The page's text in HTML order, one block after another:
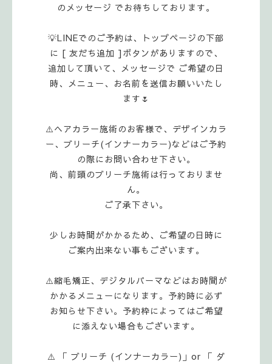
のメッセージ でお待ちしております。
💡LINEでのご予約は、トップページの下部
に [ 友だち追加 ]ボタンがありますので、
追加して頂いて、メッセージで ご希望の日
時、メニュー、お名前を送信お願いいたし
ます🌷
⚠️ヘアカラー施術のお客様で、デザインカラ
ー、ブリーチ(インナーカラー)などはご予約
の際にお問い合わせ下さい。
尚、前頭のブリーチ施術は行っておりませ
ん。
ご了承下さい。
少しお時間がかかるため、ご希望の日時に
ご案内出来ない事もございます。
⚠️縮毛矯正、デジタルパーマなどはお時間が
かかるメニューになります。予約時に必ず
お知らせ下さい。予約枠によってはご希望
に添えない場合もございます。
⚠️ 「 ブリーチ (インナーカラー)」or 「 ダ